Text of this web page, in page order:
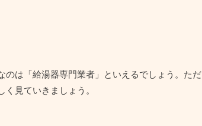
は「給湯器専門業者」 といえるでしょう。た
見ていきましょう。